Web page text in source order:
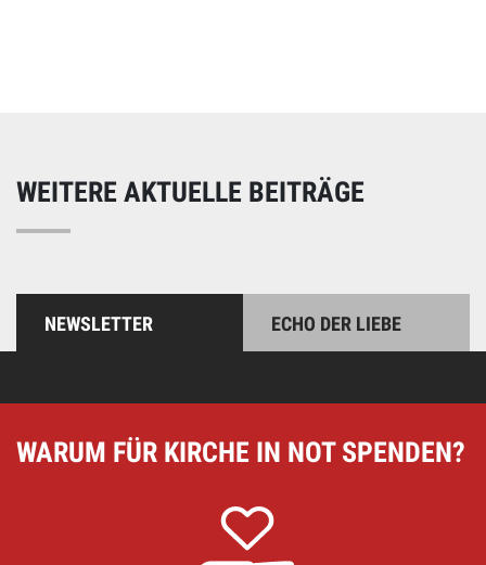
WEITERE AKTUELLE BEITRÄGE
NEWSLETTER ECHO DER LIEBE
WARUM FÜR KIRCHE IN NOT SPENDEN?